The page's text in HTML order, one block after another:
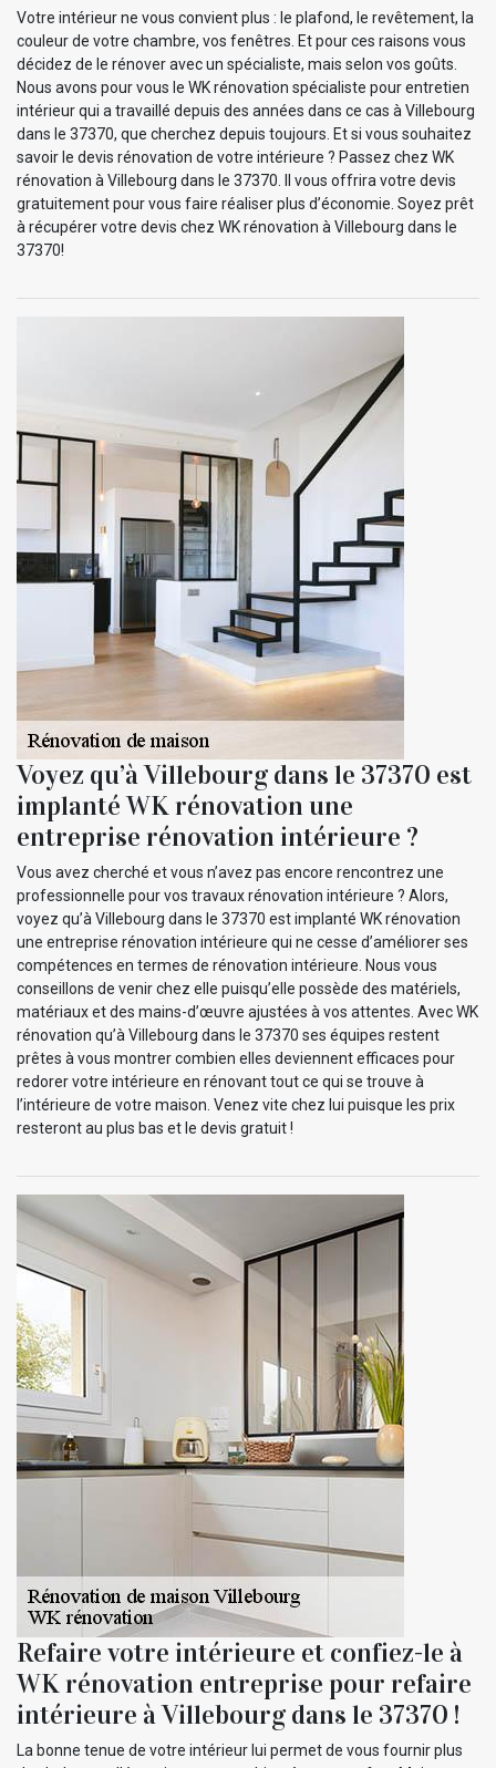
Votre intérieur ne vous convient plus : le plafond, le revêtement, la
couleur de votre chambre, vos fenêtres. Et pour ces raisons vous
décidez de le rénover avec un spécialiste, mais selon vos goûts.
Nous avons pour vous le WK rénovation spécialiste pour entretien
intérieur qui a travaillé depuis des années dans ce cas à Villebourg
dans le 37370, que cherchez depuis toujours. Et si vous souhaitez
savoir le devis rénovation de votre intérieure ? Passez chez WK
rénovation à Villebourg dans le 37370. Il vous offrira votre devis
gratuitement pour vous faire réaliser plus d’économie. Soyez prêt
à récupérer votre devis chez WK rénovation à Villebourg dans le
37370!
Voyez qu’à Villebourg dans le 37370 est
implanté WK rénovation une
entreprise rénovation intérieure ?
Vous avez cherché et vous n’avez pas encore rencontrez une
professionnelle pour vos travaux rénovation intérieure ? Alors,
voyez qu’à Villebourg dans le 37370 est implanté WK rénovation
une entreprise rénovation intérieure qui ne cesse d’améliorer ses
compétences en termes de rénovation intérieure. Nous vous
conseillons de venir chez elle puisqu’elle possède des matériels,
matériaux et des mains-d’œuvre ajustées à vos attentes. Avec WK
rénovation qu’à Villebourg dans le 37370 ses équipes restent
prêtes à vous montrer combien elles deviennent efficaces pour
redorer votre intérieure en rénovant tout ce qui se trouve à
l’intérieure de votre maison. Venez vite chez lui puisque les prix
resteront au plus bas et le devis gratuit !
Refaire votre intérieure et confiez-le à
WK rénovation entreprise pour refaire
intérieure à Villebourg dans le 37370 !
La bonne tenue de votre intérieur lui permet de vous fournir plus